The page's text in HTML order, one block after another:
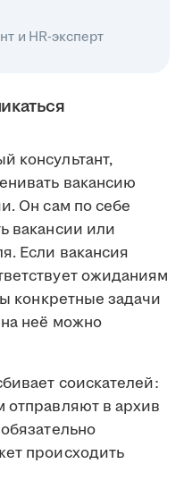
и HR-эксперт
консультант,
вакансию
Он сам по себе
вакансии или
Если вакансия
ожиданиям
конкретные задачи
неё можно
соискателей:
отправляют в архив
происходить